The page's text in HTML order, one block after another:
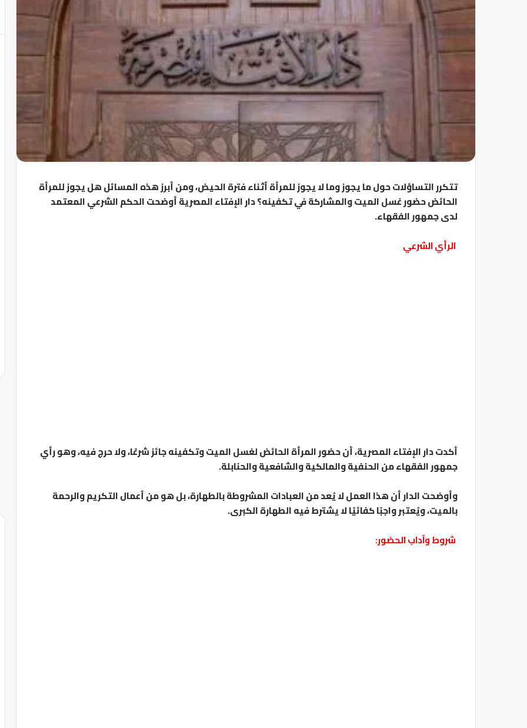
تتكرر التساؤلات حول ما يجوز وما لا يجوز للمرأة أثناء فترة الحيض، ومن أبرز هذه المسائل هل يجوز للمرأة
الحائض حضور غسل الميت والمشاركة في تكفينه؟ دار الإفتاء المصرية أوضحت الحكم الشرعي المعتمد
لدى جمهور الفقهاء.
الرأي الشرعي
أكدت دار الإفتاء المصرية، أن حضور المرأة الحائض لغسل الميت وتكفينه جائز شرعًا، ولا حرج فيه، وهو رأي
جمهور الفقهاء من الحنفية والمالكية والشافعية والحنابلة.
وأوضحت الدار أن هذا العمل لا يُعد من العبادات المشروطة بالطهارة، بل هو من أعمال التكريم والرحمة
بالميت، ويُعتبر واجبًا كفائيًا لا يشترط فيه الطهارة الكبرى.
شروط وآداب الحضور: